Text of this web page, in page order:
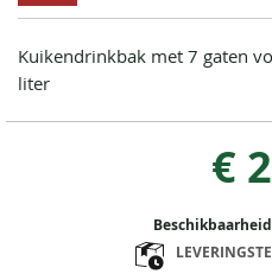
Kuikendrinkbak met 7 gaten
liter
€